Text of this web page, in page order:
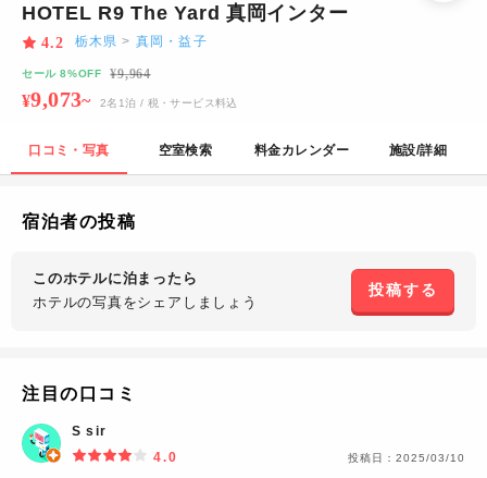
HOTEL R9 The Yard 真岡インター
4.2 栃木県 > 真岡・益子
セール 8%OFF ¥9,964
¥9,073~ 2名 1泊 / 税・サービス料込
口コミ・写真 空室検索 料金カレンダー 施設/詳細
宿泊者の投稿
このホテルに泊まったら
ホテルの写真をシェアしましょう
投稿する
注目の口コミ
S sir
4.0
投稿日： 2025/03/10